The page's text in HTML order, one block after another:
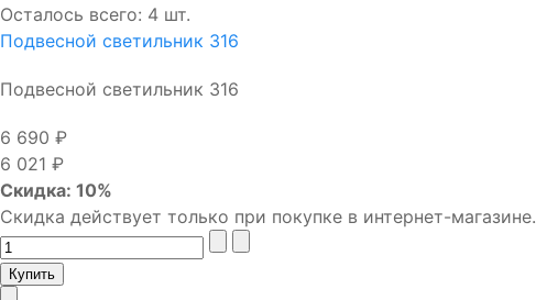
Осталось всего: 4 шт.
Подвесной светильник 316
Подвесной светильник 316
6 690 ₽
6 021 ₽
Скидка: 10%
Скидка действует только при покупке в интернет-магазине.